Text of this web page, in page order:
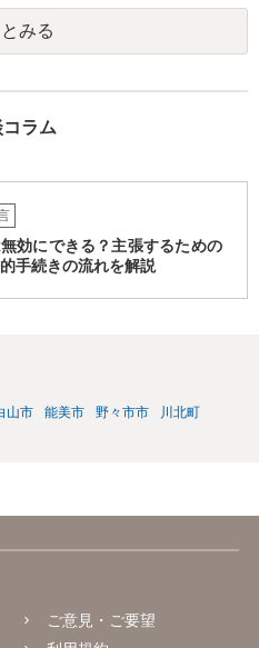
思いますか？ 詳細が不明であり何
の関わりもあると思いますので、
談した方がよいように思います。
みる
ラム
効にできる？主張するための
手続きの流れを解説
山市 能美市 野々市市
川北町
ご意見・ご要望